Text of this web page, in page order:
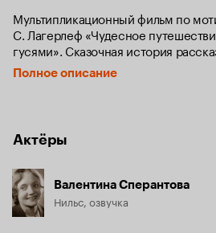
Мультипликационный фильм по
С. Лагерлеф «Чудесное
гусями». Сказочная история
Нильсе, который обидел
наказан: превращен в карлика и
Полное описание
Актёры
Валентина Сперантова
Нильс, озвучка